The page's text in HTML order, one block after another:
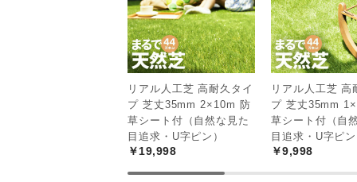
リアル人工芝 高耐久タイ
プ 芝丈35mm 2×10m 防
草シート付（自然な見た
目追求・U字ピン）
￥19,998
リアル人工芝 高
プ 芝丈35mm
草シート付（自
目追求・U字ピ
￥9,998